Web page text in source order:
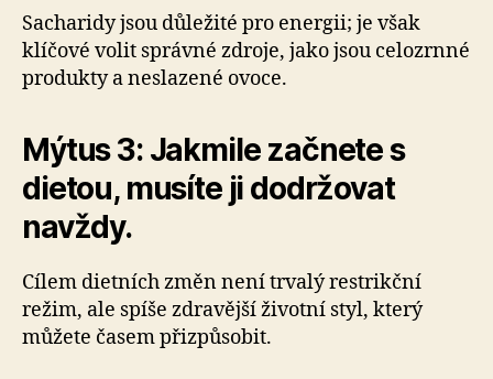
Sacharidy jsou důležité pro energii; je však
klíčové volit správné zdroje, jako jsou celozrnné
produkty a neslazené ovoce.
Mýtus 3: Jakmile začnete s
dietou, musíte ji dodržovat
navždy.
Cílem dietních změn není trvalý restrikční
režim, ale spíše zdravější životní styl, který
můžete časem přizpůsobit.